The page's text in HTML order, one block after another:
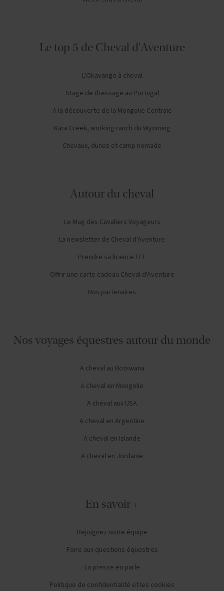
Le top 5 de Cheval d'Aventure
L'Okavango à cheval
Stage de dressage au Portugal
A la découverte de la Mongolie Centrale
Kara Creek, working ranch du Wyoming
Chevaux, dunes et camp nomade
Autour du cheval
Le Mag des Cavaliers Voyageurs
La newsletter de Cheval d'Aventure
Prendre sa licence FFE
Offrir une carte cadeau Cheval d'Aventure
Nos partenaires
Nos voyages équestres autour du monde
A cheval au Botswana
A cheval en Mongolie
A cheval aux USA
A cheval en Argentine
A cheval en Islande
A cheval en Jordanie
En savoir +
Rejoignez notre équipe
Foire aux questions équestres
La presse en parle
Politique de confidentialité et les cookies